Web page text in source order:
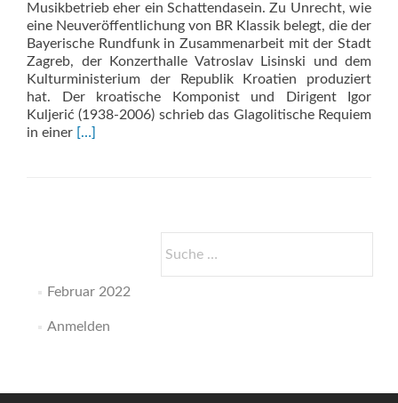
Musikbetrieb eher ein Schattendasein. Zu Unrecht, wie
eine Neuveröffentlichung von BR Klassik belegt, die der
Bayerische Rundfunk in Zusammenarbeit mit der Stadt
Zagreb, der Konzerthalle Vatroslav Lisinski und dem
Kulturministerium der Republik Kroatien produziert
hat. Der kroatische Komponist und Dirigent Igor
Kuljerić (1938-2006) schrieb das Glagolitische Requiem
in einer Read
[…]
nach:
Februar 2022
Anmelden